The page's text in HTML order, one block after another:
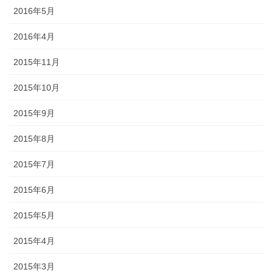
2016年5月
2016年4月
2015年11月
2015年10月
2015年9月
2015年8月
2015年7月
2015年6月
2015年5月
2015年4月
2015年3月